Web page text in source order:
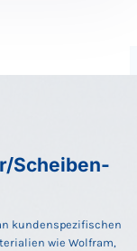
Scheiben-
kundenspezifischen
wie Wolfram,